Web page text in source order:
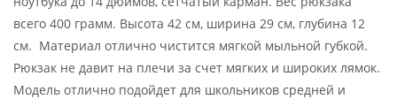
всего 400 грамм. Высота 42 см, ширина 29 см, глубина 12
см. Материал отлично чистится мягкой мыльной губкой.
Рюкзак не давит на плечи за счет мягких и широких лямок.
Модель отлично подойдет для школьников средней и